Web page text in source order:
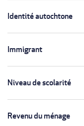
Identité autochtone
Immigrant
Niveau de scolarité
Revenu du ménage